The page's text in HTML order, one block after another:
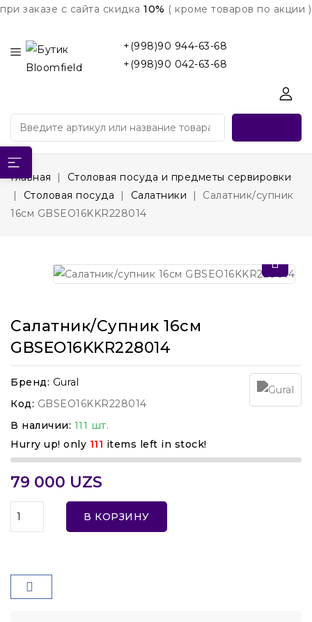
при заказе с сайта скидка 10% ( кроме товаров по акции )
+(998)90 944-63-68
+(998)90 042-63-68
Главная
Столовая посуда и предметы сервировки
Столовая посуда
Салатники
Салатник/супник
16см GBSEO16KKR228014
Салатник/супник 16см
GBSEO16KKR228014
Бренд: Gural
Код: GBSEO16KKR228014
В наличии: 111 шт.
Hurry up! only 111 items left in stock!
79 000 UZS
В КОРЗИНУ